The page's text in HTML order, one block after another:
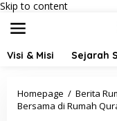
Skip to content
Visi & Misi Sejarah
Homepage / Berita
Bersama di Rumah